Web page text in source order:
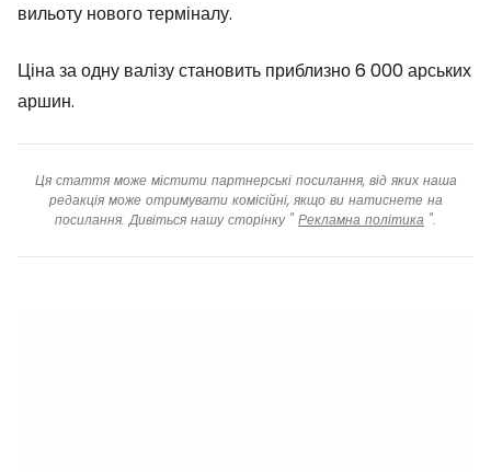
вильоту нового терміналу.
Ціна за одну валізу становить приблизно 6 000 арських
аршин.
Ця стаття може містити партнерські посилання, від яких наша
редакція може отримувати комісійні, якщо ви натиснете на
посилання. Дивіться нашу сторінку " Рекламна політика ".